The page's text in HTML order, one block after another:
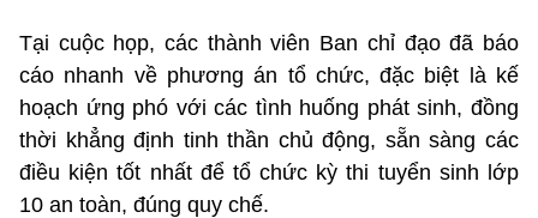
Tại cuộc họp, các thành viên Ban chỉ đạo đã báo
cáo nhanh về phương án tổ chức, đặc biệt là kế
hoạch ứng phó với các tình huống phát sinh, đồng
thời khẳng định tinh thần chủ động, sẵn sàng các
điều kiện tốt nhất để tổ chức kỳ thi tuyển sinh lớp
10 an toàn, đúng quy chế.